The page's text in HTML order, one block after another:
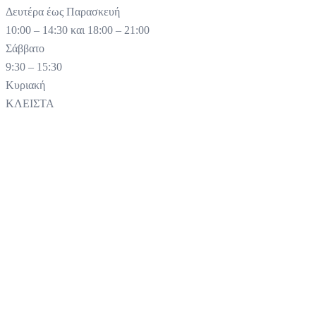
Δευτέρα έως Παρασκευή
10:00 – 14:30 και 18:00 – 21:00
Σάββατο
9:30 – 15:30
Κυριακή
ΚΛΕΙΣΤΑ